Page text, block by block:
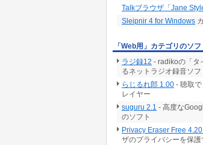
Talkブラウザ「Jane Style
Sleipnir 4 for Windows
「Web用」カテゴリのソ
ラジ録12 - radikoの「タ
るネットラジオ録音ソフ
らじるれ郎 1.00 - 聴取
レイヤー
suguru 2.1 - 高度な
のソフト
Privacy Eraser Free
ザのプライバシーを保護